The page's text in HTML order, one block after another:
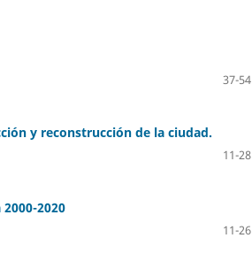
37-54
y reconstrucción de la ciudad.
11-28
2020
11-26